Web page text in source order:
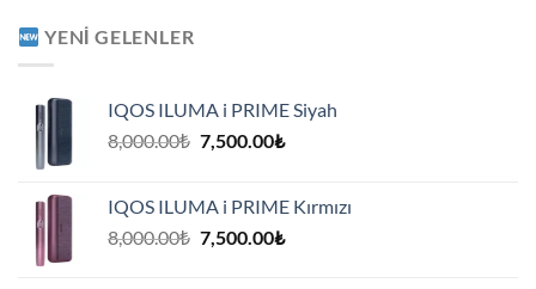
YENI GELENLER
IQOS ILUMA i PRIME Siyah
8,000.00₺ Orijinal
7,500.00₺Şu
7,500.00₺.
IQOS ILUMA i PRIME Kırmızı
8,000.00₺ Orijinal
7,500.00₺Şu